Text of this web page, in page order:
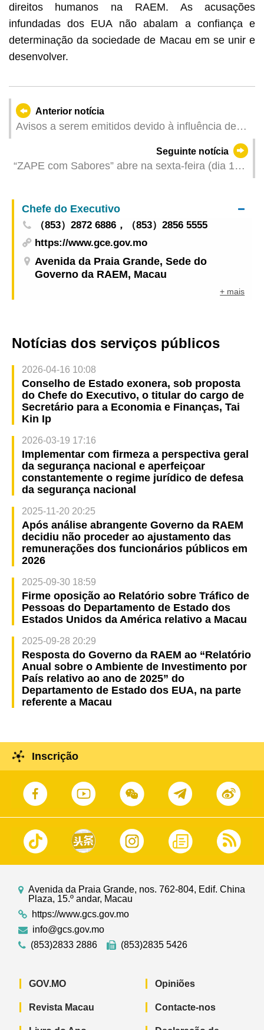
direitos humanos na RAEM. As acusações
infundadas dos EUA não abalam a confiança e
determinação da sociedade de Macau em se unir e
desenvolver.
Anterior notícia
Avisos a serem emitidos devido à influência de
Seguinte notícia
“ZAPE com Sabores” abre na sexta-feira (dia 15)
Chefe do Executivo
（853）2872 6886，（853）2856 5555
https://www.gce.gov.mo
Avenida da Praia Grande, Sede do
Governo da RAEM, Macau
+ mais
Notícias dos serviços públicos
2026-04-16 10:08
Conselho de Estado exonera, sob proposta
do Chefe do Executivo, o titular do cargo de
Secretário para a Economia e Finanças, Tai
Kin Ip
2026-03-19 17:16
Implementar com firmeza a perspectiva geral
da segurança nacional e aperfeiçoar
constantemente o regime jurídico de defesa
da segurança nacional
2025-11-20 20:25
Após análise abrangente Governo da RAEM
decidiu não proceder ao ajustamento das
remunerações dos funcionários públicos em
2026
2025-09-30 18:59
Firme oposição ao Relatório sobre Tráfico de
Pessoas do Departamento de Estado dos
Estados Unidos da América relativo a Macau
2025-09-28 20:29
Resposta do Governo da RAEM ao “Relatório
Anual sobre o Ambiente de Investimento por
País relativo ao ano de 2025” do
Departamento de Estado dos EUA, na parte
referente a Macau
Inscrição
Avenida da Praia Grande, nos. 762-804, Edif. China
Plaza, 15.º andar, Macau
https://www.gcs.gov.mo
info@gcs.gov.mo
(853)2833 2886
(853)2835 5426
GOV.MO
Revista Macau
Opiniões
Contacte-nos